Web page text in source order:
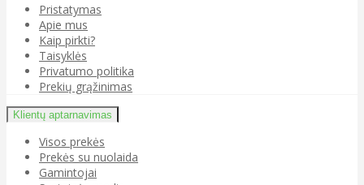
Pristatymas
Apie mus
Kaip pirkti?
Taisyklės
Privatumo politika
Prekių grąžinimas
Klientų aptarnavimas
Visos prekės
Prekės su nuolaida
Gamintojai